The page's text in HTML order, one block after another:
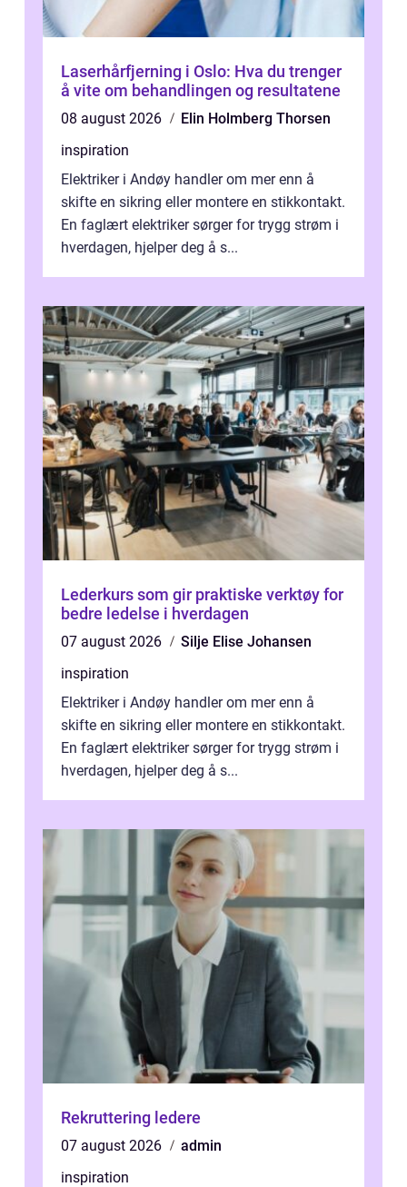
Laserhårfjerning i Oslo: Hva du trenger
å vite om behandlingen og resultatene
08 august 2026
Elin Holmberg Thorsen
inspiration
Elektriker i Andøy handler om mer enn å
skifte en sikring eller montere en stikkontakt.
En faglært elektriker sørger for trygg strøm i
hverdagen, hjelper deg å s...
Lederkurs som gir praktiske verktøy for
bedre ledelse i hverdagen
07 august 2026
Silje Elise Johansen
inspiration
Elektriker i Andøy handler om mer enn å
skifte en sikring eller montere en stikkontakt.
En faglært elektriker sørger for trygg strøm i
hverdagen, hjelper deg å s...
Rekruttering ledere
07 august 2026
admin
inspiration